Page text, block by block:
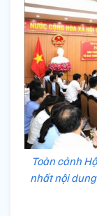
Toàn cảnh
nhất nội